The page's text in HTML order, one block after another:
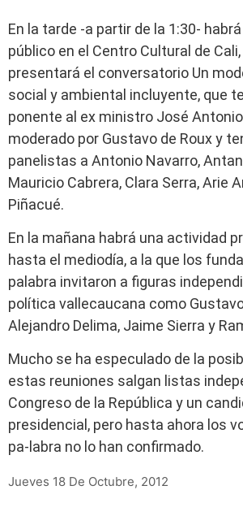
En la tarde -a partir de la 1:30-
público en el Centro Cultural de
presentará el conversatorio Un
social y ambiental incluyente, que
ponente al ex ministro José
moderado por Gustavo de Roux y
panelistas a Antonio Navarro,
Mauricio Cabrera, Clara Serra, Arie
Piñacué.
En la mañana habrá una actividad
hasta el mediodía, a la que los
palabra invitaron a figuras
política vallecaucana como
Alejandro Delima, Jaime Sierra y
Mucho se ha especulado de la
estas reuniones salgan listas
Congreso de la República y un
presidencial, pero hasta ahora los
pa-labra no lo han confirmado.
Jueves 18 De Octubre, 2012